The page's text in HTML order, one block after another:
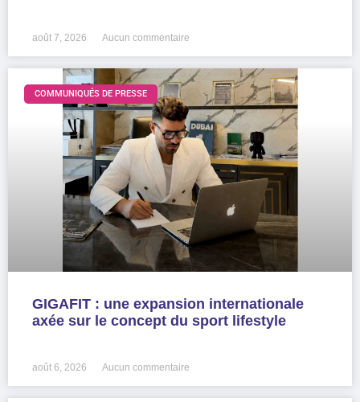
août 7, 2026 Aucun commentaire
COMMUNIQUÉS DE PRESSE
GIGAFIT : une expansion internationale
axée sur le concept du sport lifestyle
août 6, 2026 Aucun commentaire